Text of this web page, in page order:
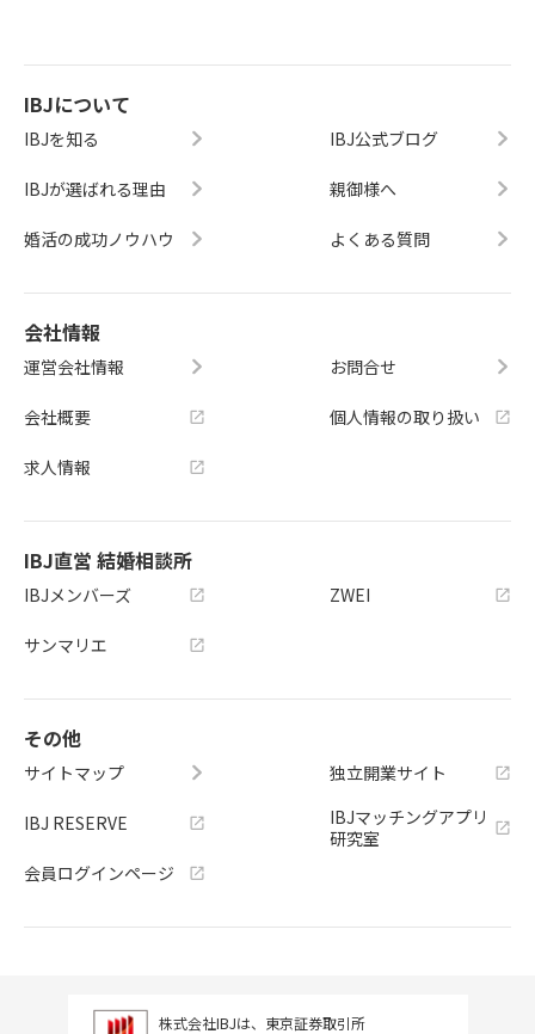
IBJについて
IBJを知る
IBJが選ばれる理由
婚活の成功ノウハウ
IBJ公式ブログ
親御様へ
よくある質問
会社情報
運営会社情報
会社概要
求人情報
お問合せ
個人情報の取り扱い
IBJ直営 結婚相談所
IBJメンバーズ
サンマリエ
ZWEI
その他
サイトマップ
IBJ RESERVE
会員ログインページ
独立開業サイト
IBJマッチングアプリ
研究室
株式会社IBJは、東京証券取引所